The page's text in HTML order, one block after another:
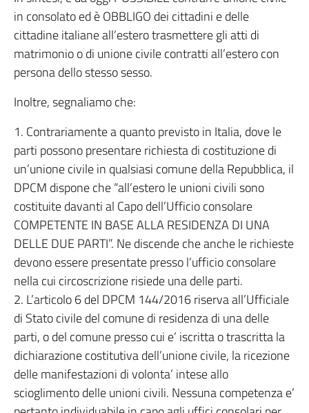
in consolato ed è OBBLIGO dei cittadini e delle
cittadine italiane all’estero trasmettere gli atti di
matrimonio o di unione civile contratti all’estero con
persona dello stesso sesso.
Inoltre, segnaliamo che:
1. Contrariamente a quanto previsto in Italia, dove le
parti possono presentare richiesta di costituzione di
un’unione civile in qualsiasi comune della Repubblica, il
DPCM dispone che “all’estero le unioni civili sono
costituite davanti al Capo dell’Ufficio consolare
COMPETENTE IN BASE ALLA RESIDENZA DI UNA
DELLE DUE PARTI”. Ne discende che anche le richieste
devono essere presentate presso l’ufficio consolare
nella cui circoscrizione risiede una delle parti.
2. L’articolo 6 del DPCM 144/2016 riserva all’Ufficiale
di Stato civile del comune di residenza di una delle
parti, o del comune presso cui e’ iscritta o trascritta la
dichiarazione costitutiva dell’unione civile, la ricezione
delle manifestazioni di volonta’ intese allo
scioglimento delle unioni civili. Nessuna competenza e’